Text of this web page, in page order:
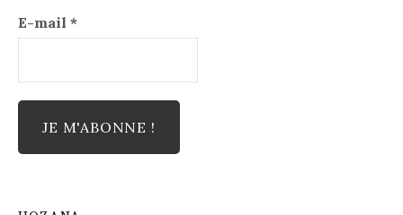
E-mail *